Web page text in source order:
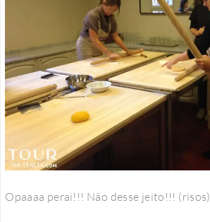
Opaaaa perai!!! Não desse jeito!!! (risos)